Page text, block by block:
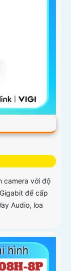
camera với độ
để cấp
Audio, loa